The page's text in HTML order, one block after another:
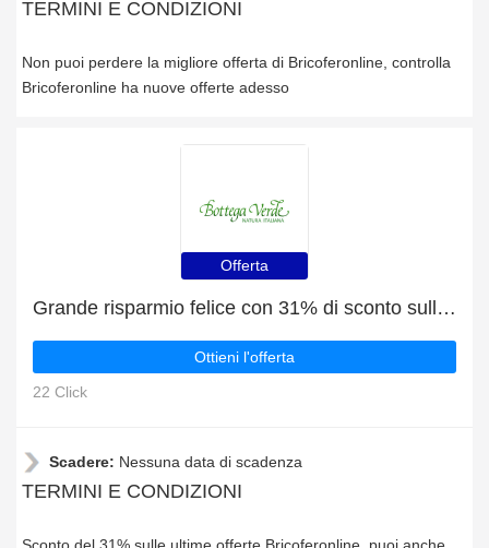
TERMINI E CONDIZIONI
Non puoi perdere la migliore offerta di Bricoferonline, controlla
Bricoferonline ha nuove offerte adesso
Offerta
Grande risparmio felice con 31% di sconto sulle ultime offerte
Ottieni l'offerta
22 Click
Scadere: Nessuna data di scadenza
TERMINI E CONDIZIONI